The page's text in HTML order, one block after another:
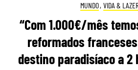
MUNDO, VIDA &
“Com 1.000€/mês
reformados
destino paradisíaco a 2